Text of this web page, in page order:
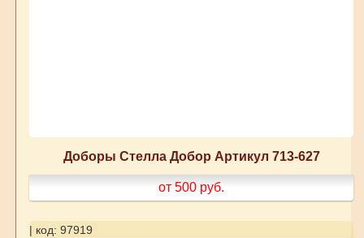
Доборы Стелла Добор Артикул 713-627
от 500 руб.
| код: 97919